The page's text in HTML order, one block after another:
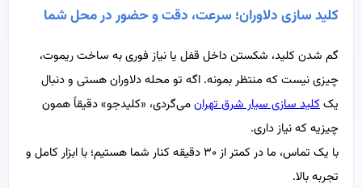
کلید سازی دلاوران؛ سرعت، دقت و حضور در محل شما
گم شدن کلید، شکستن داخل قفل یا نیاز فوری به ساخت ریموت،
چیزی نیست که منتظر بمونه. اگه تو محله دلاوران هستی و دنبال
یککلید سازی سیار شرق تهرانمی‌گردی، «کلیدجو» دقیقاً همون
چیزیه که نیاز داری.
با یک تماس، ما در کمتر از ۳۰ دقیقه کنار شما هستیم؛ با ابزار کامل و
تجربه بالا.